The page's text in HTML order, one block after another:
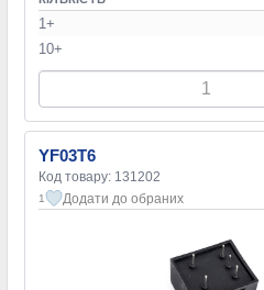
1+
10+
YF03T6
Код товару: 131202
1 Додати до обраних